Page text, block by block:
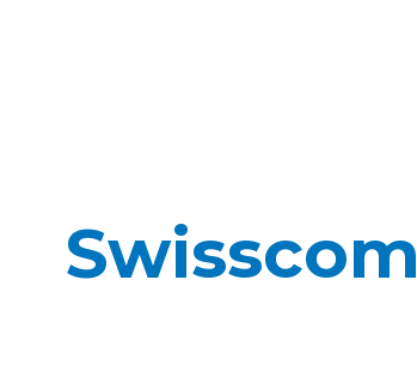
Swisscom